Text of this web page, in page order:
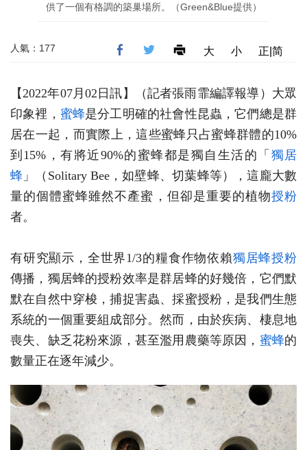
供了一個有格調的築巢場所。（Green&Blue提供）
人氣：177 大 小 正|简
【2022年07月02日訊】
（記者張雨霏編譯報導）大眾
印象裡， 蜜蜂是分工明確的社會性昆蟲，它們總是群
居在一起，而實際上，這些蜜蜂只占蜜蜂群體的10%
到15%，有將近90%的蜜蜂都是獨自生活的「 獨居
蜂 」（Solitary Bee，如壁蜂、切葉蜂等），這龐大數
量的個體蜜蜂雖然不產蜜，但卻是重要的植物授粉
者。
有研究顯示，全世界1/3的糧食作物依賴獨居蜂授粉
傳播，獨居蜂的授粉效率是群居蜂的好幾倍，它們默
默在自然中穿梭，捕捉害蟲、採蜜授粉，是我們生態
系統的一個重要組成部分。然而，由於疾病、棲息地
喪失、缺乏花粉來源，甚至濫用農藥等原因， 蜜蜂的
數量正在逐年減少。